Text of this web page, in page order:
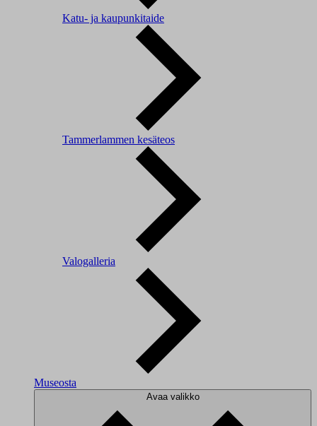
Katu- ja kaupunkitaide
Tammerlammen kesäteos
Valogalleria
Museosta
Avaa valikko